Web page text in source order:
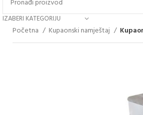
IZABERI KATEGORIJU
Početna Kupaonski namještaj